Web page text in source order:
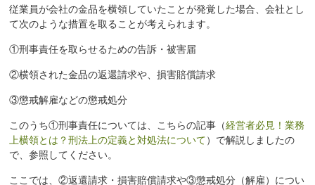
従業員が会社の金品を横領していたことが発覚した場合、会社とし
て次のような措置を取ることが考えられます。
①刑事責任を取らせるための告訴・被害届
②横領された金品の返還請求や、損害賠償請求
③懲戒解雇などの懲戒処分
このうち①刑事責任については、こちらの記事（経営者必見！業務
上横領とは？刑法上の定義と対処法について）で解説しましたの
で、参照してください。
ここでは、②返還請求・損害賠償請求や③懲戒処分（解雇）につい